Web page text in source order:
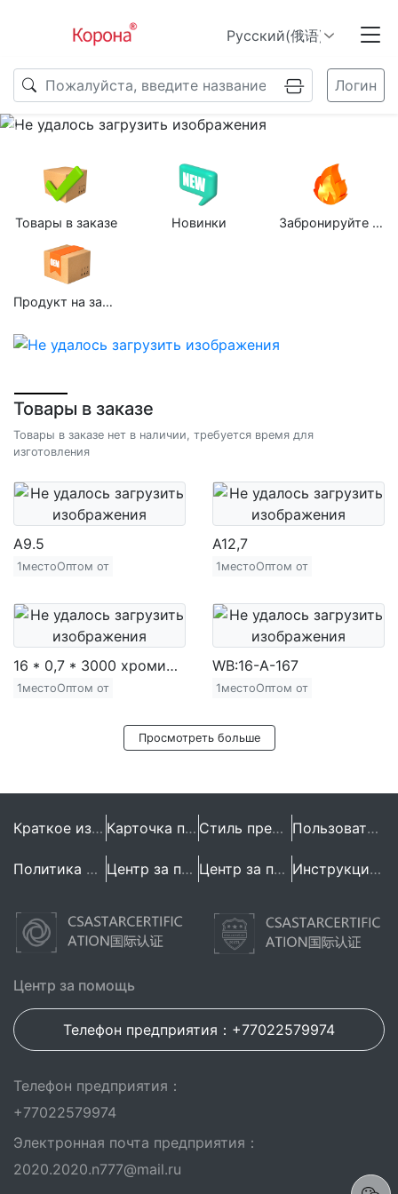
Логин
Previous
Товары в заказе Новинки Забронируйте групповую покупку
Продукт на заказ
Товары в заказе
Товары в заказе нет в наличии, требуется время для
изготовления
A9.5
1местоОптом от
A12,7
1местоОптом от
16 * 0,7 * 3000 хромированная железная труба (720 г)
1местоОптом от
WB:16-A-167
1местоОптом от
Просмотреть больше
Краткое изложение предприятия Карточка предприятия Стиль предприятия Пользовательское Соглашение
Политика конфиденциальности Центр за помощь Центр за помощь Инструкция по эксплуатации
Центр за помощь
Телефон предприятия：+77022579974
Телефон предприятия：
+77022579974
Электронная почта предприятия：
2020.2020.n777@mail.ru